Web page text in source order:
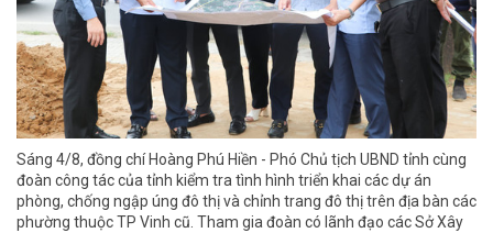
Sáng 4/8, đồng chí Hoàng Phú Hiền - Phó Chủ tịch UBND tỉnh cùng
đoàn công tác của tỉnh kiểm tra tình hình triển khai các dự án
phòng, chống ngập úng đô thị và chỉnh trang đô thị trên địa bàn các
phường thuộc TP Vinh cũ. Tham gia đoàn có lãnh đạo các Sở Xây